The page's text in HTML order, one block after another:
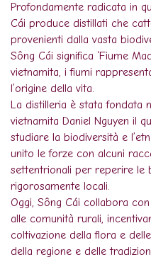
Profondamente radicata in
Cái produce distillati che
provenienti dalla vasta
Sông Cái significa ‘Fiume
vietnamita, i fiumi
l’origine della vita.
La distilleria è stata fondata
vietnamita Daniel Nguyen il
studiare la biodiversità e
unito le forze con alcuni
settentrionali per reperire le
rigorosamente locali.
Oggi, Sông Cái collabora
alle comunità rurali,
coltivazione della flora e
della regione e delle